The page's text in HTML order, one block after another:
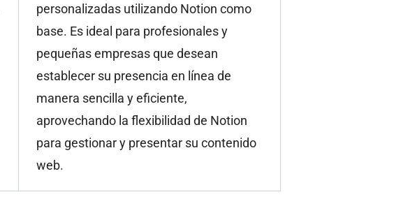
personalizadas utilizando Notion como
base. Es ideal para profesionales y
pequeñas empresas que desean
establecer su presencia en línea de
manera sencilla y eficiente,
aprovechando la flexibilidad de Notion
para gestionar y presentar su contenido
web. ​